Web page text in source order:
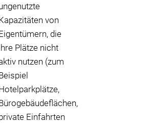
von
die
Plätze nicht
nutzen (zum
Einfahrten